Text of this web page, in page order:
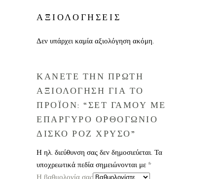
ΑΞΙΟΛΟΓΗΣΕΙΣ
Δεν υπάρχει καμία αξιολόγηση ακόμη.
ΚΑΝΕΤΕ ΤΗΝ ΠΡΩΤΗ
ΑΞΙΟΛΟΓΗΣΗ ΓΙΑ ΤΟ
ΠΡΟΪΟΝ: “ΣΕΤ ΓΑΜΟΥ ΜΕ
ΕΠΑΡΓΥΡΟ ΟΡΘΟΓΩΝΙΟ
ΔΙΣΚΟ ΡΟΖ ΧΡΥΣΟ”
Η ηλ. διεύθυνση σας δεν δημοσιεύεται. Τα
υποχρεωτικά πεδία σημειώνονται με *
Η βαθμολογία σας